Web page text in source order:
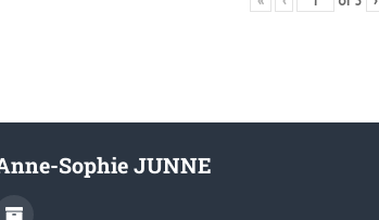
Sophie JUNNE